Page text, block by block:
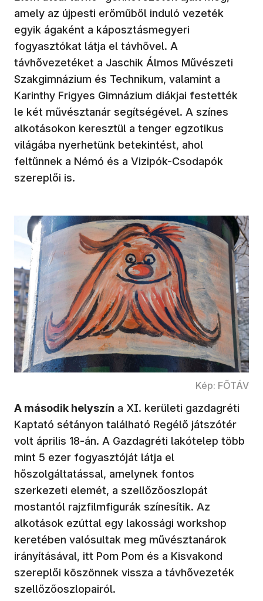
amely az újpesti erőműből induló vezeték
egyik ágaként a káposztásmegyeri
fogyasztókat látja el távhővel. A
távhővezetéket a Jaschik Álmos Művészeti
Szakgimnázium és Technikum, valamint a
Karinthy Frigyes Gimnázium diákjai festették
le két művésztanár segítségével. A színes
alkotásokon keresztül a tenger egzotikus
világába nyerhetünk betekintést, ahol
feltűnnek a Némó és a Vizipók-Csodapók
szereplői is.
Kép: FŐTÁV
A második helyszín a XI. kerületi gazdagréti
Kaptató sétányon található Regélő játszótér
volt április 18-án. A Gazdagréti lakótelep több
mint 5 ezer fogyasztóját látja el
hőszolgáltatással, amelynek fontos
szerkezeti elemét, a szellőzőoszlopát
mostantól rajzfilmfigurák színesítik. Az
alkotások ezúttal egy lakossági workshop
keretében valósultak meg művésztanárok
irányításával, itt Pom Pom és a Kisvakond
szereplői köszönnek vissza a távhővezeték
szellőzőoszlopairól.